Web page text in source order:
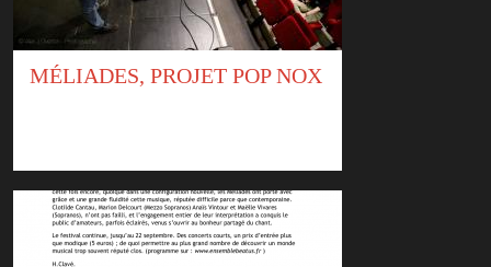
MÉLIADES, PROJET POP NOX